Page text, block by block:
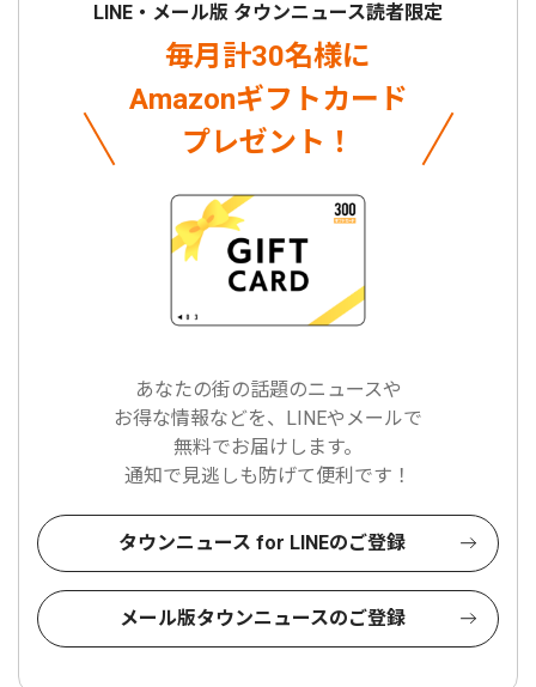
LINE・メール版 タウンニュース読者限定
毎月計30名様に
Amazonギフトカード
プレゼント！
あなたの街の話題のニュースや
お得な情報などを、LINEやメールで
無料でお届けします。
通知で見逃しも防げて便利です！
タウンニュース for LINEのご登録
メール版タウンニュースのご登録